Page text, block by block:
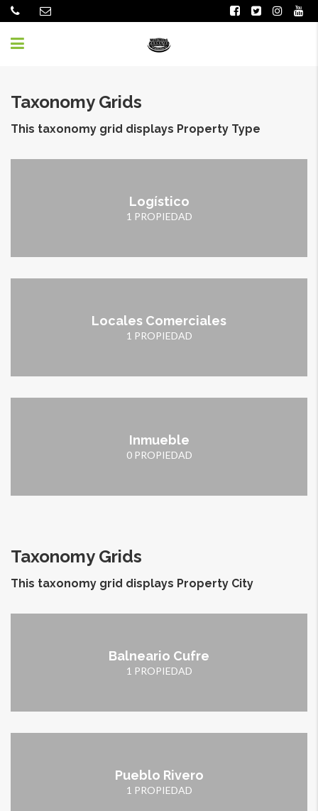
Taxonomy Grids
This taxonomy grid displays Property Type
Logístico
1 PROPIEDAD
Locales Comerciales
1 PROPIEDAD
Inmueble
0 PROPIEDAD
Taxonomy Grids
This taxonomy grid displays Property City
Balneario Cufre
1 PROPIEDAD
Pueblo Rivero
1 PROPIEDAD